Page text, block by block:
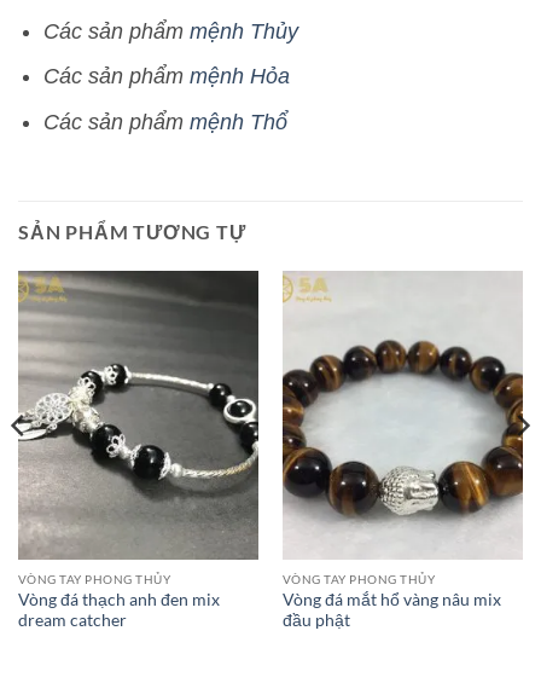
Các sản phẩm mệnh Thủy
Các sản phẩm mệnh Hỏa
Các sản phẩm mệnh Thổ
SẢN PHẨM TƯƠNG TỰ
VÒNG TAY PHONG THỦY
Vòng đá thạch anh đen mix
dream catcher
VÒNG TAY PHONG THỦY
Vòng đá mắt hổ vàng nâu mix
đầu phật